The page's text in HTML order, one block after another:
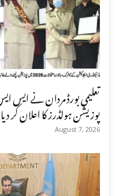
پوزیشن ہولڈرز کا اعلان کر دیا
August 7, 2026